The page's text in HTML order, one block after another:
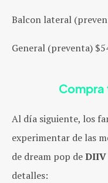
Balcon lateral
General (preventa)
Compra
Al día siguiente, los
experimentar de las
de dream pop deDIIV
detalles: